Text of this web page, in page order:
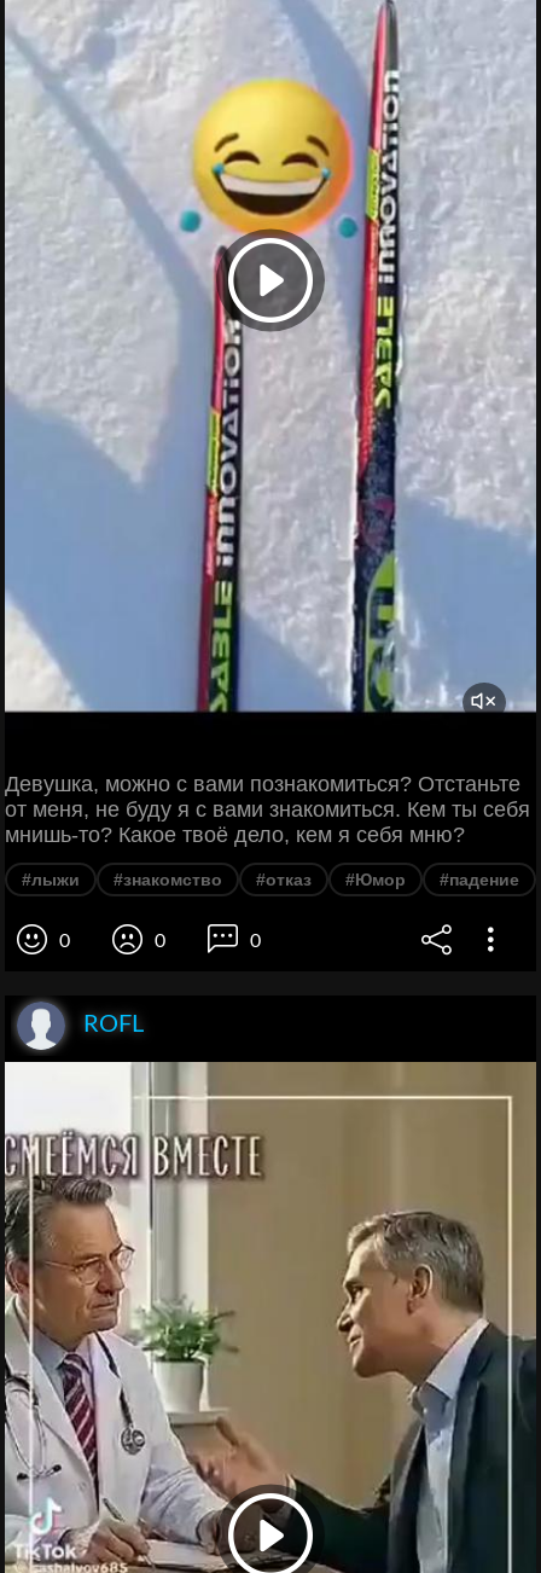
Девушка, можно с вами познакомиться? Отстаньте
от меня, не буду я с вами знакомиться. Кем ты себя
мнишь-то? Какое твоё дело, кем я себя мню?
#лыжи #знакомство #отказ #Юмор #падение
0 0 0
ROFL